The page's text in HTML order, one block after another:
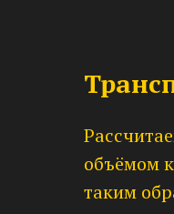
объёмом
таким